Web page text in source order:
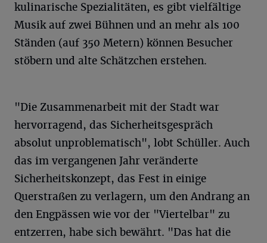
kulinarische Spezialitäten, es gibt vielfältige
Musik auf zwei Bühnen und an mehr als 100
Ständen (auf 350 Metern) können Besucher
stöbern und alte Schätzchen erstehen.
"Die Zusammenarbeit mit der Stadt war
hervorragend, das Sicherheitsgespräch
absolut unproblematisch", lobt Schüller. Auch
das im vergangenen Jahr veränderte
Sicherheitskonzept, das Fest in einige
Querstraßen zu verlagern, um den Andrang an
den Engpässen wie vor der "Viertelbar" zu
entzerren, habe sich bewährt. "Das hat die